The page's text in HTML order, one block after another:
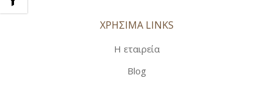
ΧΡΗΣΙΜΑ LINKS
Η εταιρεία
Blog